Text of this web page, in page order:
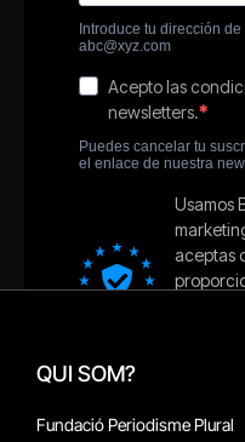
QUI SOM?
Fundació Periodisme Plural